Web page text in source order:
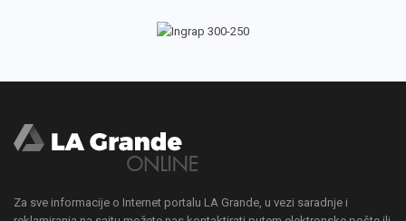
Za sve informacije o Internet portalu LA Grande, u vezi saradnje i